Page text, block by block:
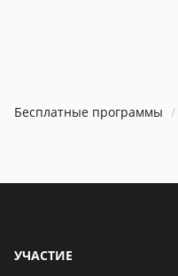
06 мая 2021
Бенчмарк AnTuTu
06 мая 2021
Бесплатные программы
УЧАСТИЕ